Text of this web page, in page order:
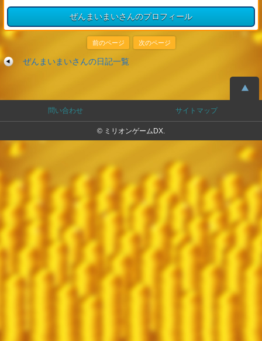
ぜんまいまいさんのプロフィール
前のページ 次のページ
ぜんまいまいさんの日記一覧
問い合わせ サイトマップ
© ミリオンゲームDX.